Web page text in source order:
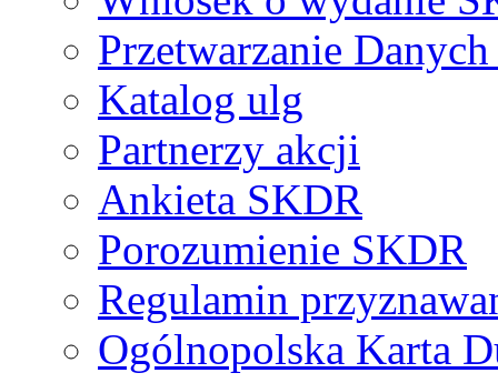
Przetwarzanie
Katalog ulg
Partnerzy akcji
Ankieta SKDR
Porozumienie SKDR
Regulamin
Ogólnopolska Karta